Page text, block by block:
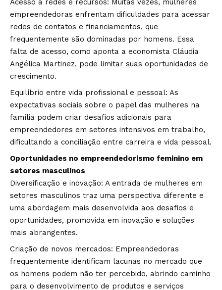
Acesso a redes e recursos: Muitas vezes, mulheres
empreendedoras enfrentam dificuldades para acessar
redes de contatos e financiamentos, que
frequentemente são dominadas por homens. Essa
falta de acesso, como aponta a economista Cláudia
Angélica Martinez, pode limitar suas oportunidades de
crescimento.
Equilíbrio entre vida profissional e pessoal: As
expectativas sociais sobre o papel das mulheres na
família podem criar desafios adicionais para
empreendedores em setores intensivos em trabalho,
dificultando a conciliação entre carreira e vida pessoal.
Oportunidades no empreendedorismo feminino em
setores masculinos
Diversificação e inovação: A entrada de mulheres em
setores masculinos traz uma perspectiva diferente e
uma abordagem mais desenvolvida aos desafios e
oportunidades, promovida em inovação e soluções
mais abrangentes.
Criação de novos mercados: Empreendedoras
frequentemente identificam lacunas no mercado que
os homens podem não ter percebido, abrindo caminho
para o desenvolvimento de produtos e serviços